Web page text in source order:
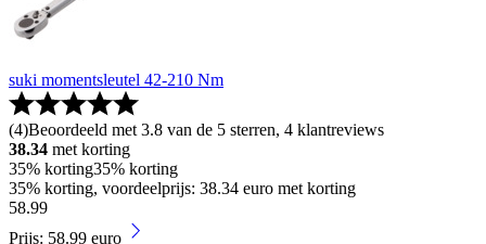
suki momentsleutel 42-210 Nm
(4)Beoordeeld met 3.8 van de 5 sterren, 4 klantreviews
38.34 met korting
35% korting35% korting
35% korting, voordeelprijs: 38.34 euro met korting
58.99
Prijs: 58.99 euro